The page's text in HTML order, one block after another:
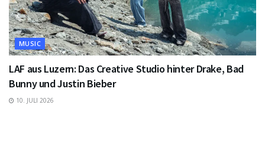
MUSIC
LAF aus Luzern: Das Creative Studio hinter Drake, Bad
Bunny und Justin Bieber
10. JULI 2026